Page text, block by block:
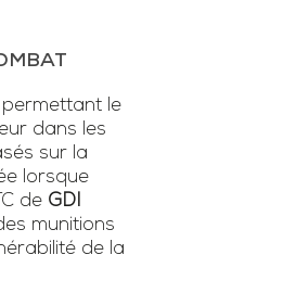
le
dans les
sur la
lorsque
de GDI
munitions
de la